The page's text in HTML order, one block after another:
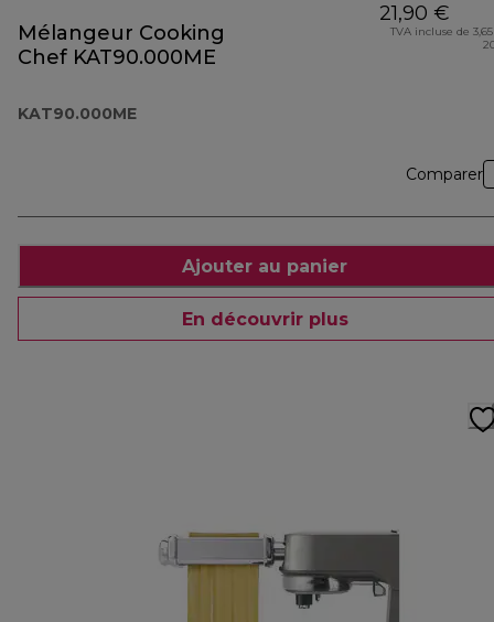
Mélangeur Cooking
Chef KAT90.000ME
KAT90.000ME
21,90 €
TVA incluse de
Comparer
Ajouter au panier
En découvrir plus